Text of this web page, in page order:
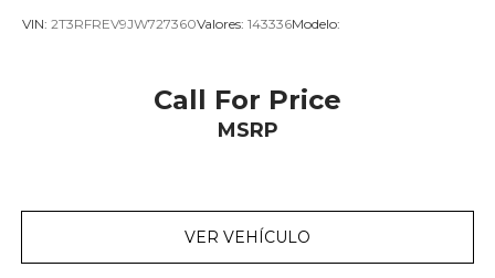
VIN: 2T3RFREV9JW727360Valores: 143336Modelo:
Call For Price
MSRP
VER VEHÍCULO